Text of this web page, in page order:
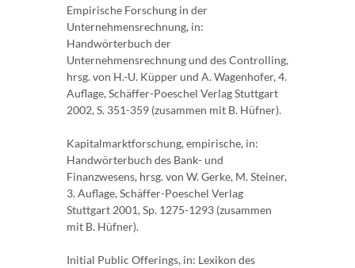
Empirische Forschung in der
Unternehmensrechnung, in:
Handwörterbuch der
Unternehmensrechnung und des Controlling,
hrsg. von H.-U. Küpper und A. Wagenhofer, 4.
Auflage, Schäffer-Poeschel Verlag Stuttgart
2002, S. 351-359 (zusammen mit B. Hüfner).
Kapitalmarktforschung, empirische, in:
Handwörterbuch des Bank- und
Finanzwesens, hrsg. von W. Gerke, M. Steiner,
3. Auflage, Schäffer-Poeschel Verlag
Stuttgart 2001, Sp. 1275-1293 (zusammen
mit B. Hüfner).
Initial Public Offerings, in: Lexikon des